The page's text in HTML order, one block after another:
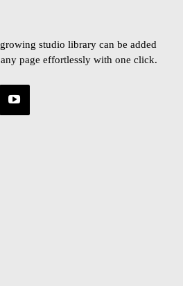
studio library can be added
page effortlessly with one click.